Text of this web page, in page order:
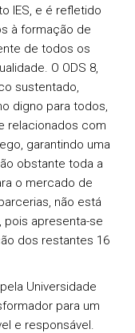
IES, e é refletido
à formação de
de todos os
O ODS 8,
sustentado,
digno para todos,
relacionados com
garantindo uma
obstante toda a
o mercado de
não está
apresenta-se
dos restantes 16
Universidade
para um
e responsável.